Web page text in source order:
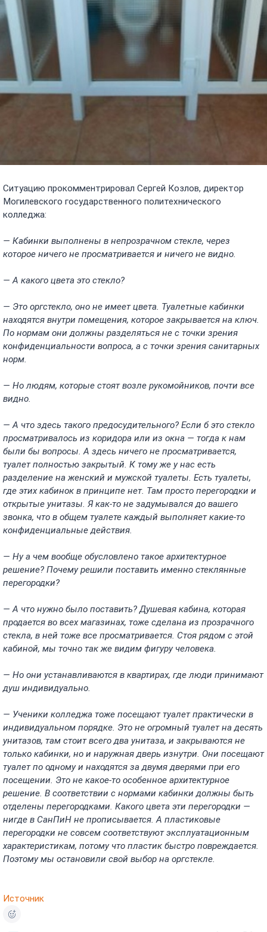
Ситуацию прокомментрировал Сергей Козлов, директор
Могилевского государственного политехнического
колледжа:
— Кабинки выполнены в непрозрачном стекле, через
которое ничего не просматривается и ничего не видно.
— А какого цвета это стекло?
— Это оргстекло, оно не имеет цвета. Туалетные кабинки
находятся внутри помещения, которое закрывается на ключ.
По нормам они должны разделяться не с точки зрения
конфиденциальности вопроса, а с точки зрения санитарных
норм.
— Но людям, которые стоят возле рукомойников, почти все
видно.
— А что здесь такого предосудительного? Если б это стекло
просматривалось из коридора или из окна — тогда к нам
были бы вопросы. А здесь ничего не просматривается,
туалет полностью закрытый. К тому же у нас есть
разделение на женский и мужской туалеты. Есть туалеты,
где этих кабинок в принципе нет. Там просто перегородки и
открытые унитазы. Я как-то не задумывался до вашего
звонка, что в общем туалете каждый выполняет какие-то
конфиденциальные действия.
— Ну а чем вообще обусловлено такое архитектурное
решение? Почему решили поставить именно стеклянные
перегородки?
— А что нужно было поставить? Душевая кабина, которая
продается во всех магазинах, тоже сделана из прозрачного
стекла, в ней тоже все просматривается. Стоя рядом с этой
кабиной, мы точно так же видим фигуру человека.
— Но они устанавливаются в квартирах, где люди принимают
душ индивидуально.
— Ученики колледжа тоже посещают туалет практически в
индивидуальном порядке. Это не огромный туалет на десять
унитазов, там стоит всего два унитаза, и закрываются не
только кабинки, но и наружная дверь изнутри. Они посещают
туалет по одному и находятся за двумя дверями при его
посещении. Это не какое-то особенное архитектурное
решение. В соответствии с нормами кабинки должны быть
отделены перегородками. Какого цвета эти перегородки —
нигде в СанПиН не прописывается. А пластиковые
перегородки не совсем соответствуют эксплуатационным
характеристикам, потому что пластик быстро повреждается.
Поэтому мы остановили свой выбор на оргстекле.
Источник